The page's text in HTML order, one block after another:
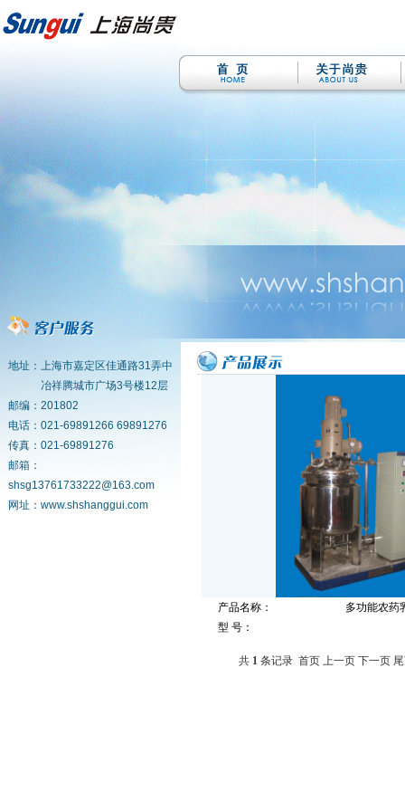
地址：上海市嘉定区佳通路31弄中
冶祥腾城市广场3号楼12层
邮编：201802
电话：021-69891266 69891276
传真：021-69891276
邮箱：
shsg13761733222@163.com
网址：www.shshanggui.com
产品名称：
多功能农药
型 号：
共 1 条记录 首页 上一页 下一页